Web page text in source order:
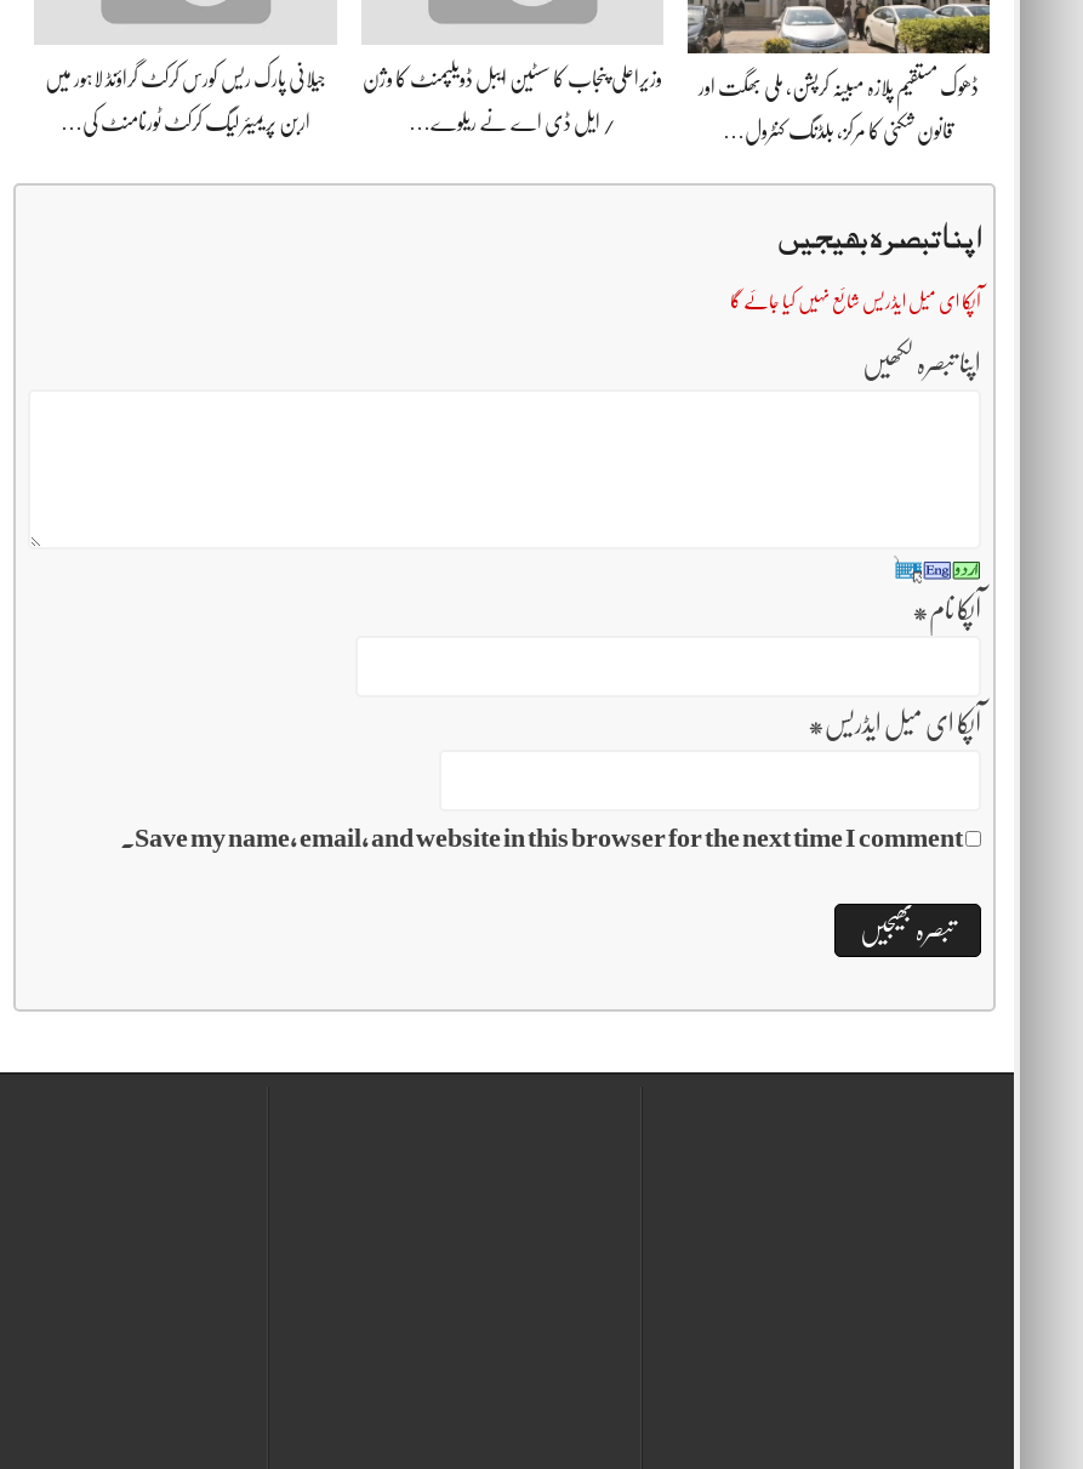
ڈھوک مستقیم پلازہ مبینہ کرپشن، ملی بھگت اور
قانون شکنی کا مرکز، بلڈنگ کنٹرول…
وزیراعلی پنجاب کا سسٹین ایبل ڈویلپمنٹ کا وژن
/ ایل ڈی اے نے ریلوے…
جیلانی پارک ریس کورس کرکٹ گراؤنڈ لاہور میں
اربن پریمیئر لیگ کرکٹ ٹورنامنٹ کی…
اپنا تبصرہ بھیجیں
آپکا ای میل ایڈریس شائع نہیں کیا جائے گا
اپنا تبصرہ لکھیں
آپکا نام *
آپکا ای میل ایڈریس *
Save my name, email, and website in this browser for the next time I comment.